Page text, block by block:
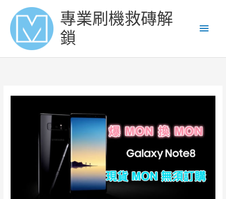
content
專業刷機救磚解
鎖